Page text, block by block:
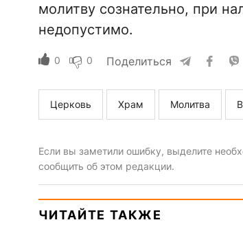
молитву сознательно, при
недопустимо.
0 0 Поделиться
Церковь Храм Молитва
Если вы заметили ошибку, выделите
сообщить об этом редакции.
ЧИТАЙТЕ ТАКЖЕ